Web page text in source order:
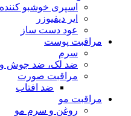
اسپری خوشبو کننده
ایر دیفیوزر
عود دست ساز
مراقبت پوست
سرم
ضد لک، ضد جوش
مراقبت صورت
ضد افتاب
مراقبت مو
روغن و سرم مو